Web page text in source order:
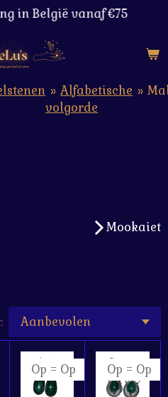
in België vanaf €75
» Alfabetische
volgorde
»
Mookaiet
Op = Op Op = Op